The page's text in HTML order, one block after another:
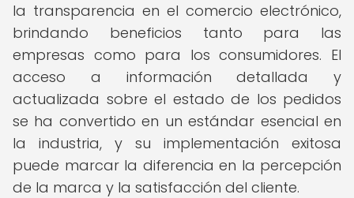
la transparencia en el comercio electrónico,
brindando beneficios tanto para las
empresas como para los consumidores. El
acceso a información detallada y
actualizada sobre el estado de los pedidos
se ha convertido en un estándar esencial en
la industria, y su implementación exitosa
puede marcar la diferencia en la percepción
de la marca y la satisfacción del cliente.